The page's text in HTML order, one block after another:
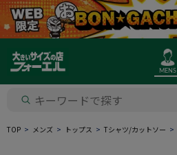
MENS
TOP メンズ トップス Tシャツ/カットソー